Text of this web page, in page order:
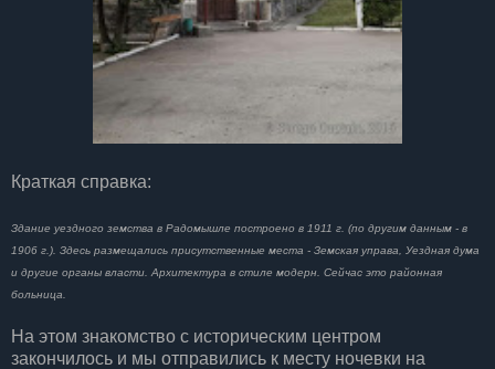
Краткая справка:
Здание уездного земства в Радомышле построено в 1911 г. (по другим данным - в
1906 г.). Здесь размещались присутственные места - Земская управа, Уездная дума
и другие органы власти. Архитектура в стиле модерн. Сейчас это районная
больница.
На этом знакомство с историческим центром
закончилось и мы отправились к месту ночевки на